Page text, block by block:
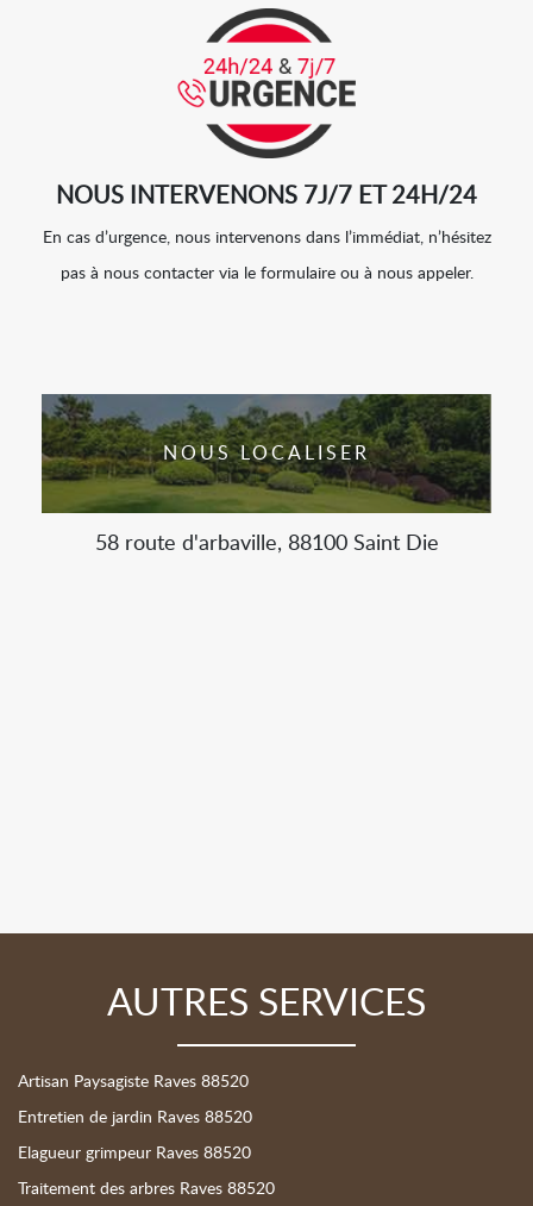
NOUS INTERVENONS 7J/7 ET 24H/24
En cas d’urgence, nous intervenons dans l’immédiat, n’hésitez
pas à nous contacter via le formulaire ou à nous appeler.
NOUS LOCALISER
58 route d'arbaville, 88100 Saint Die
AUTRES SERVICES
Artisan Paysagiste Raves 88520
Entretien de jardin Raves 88520
Elagueur grimpeur Raves 88520
Traitement des arbres Raves 88520